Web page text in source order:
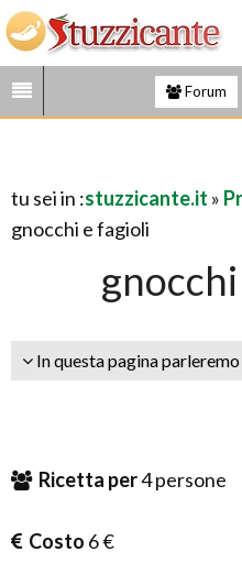
Forum
tu sei in :stuzzicante.it »
gnocchi e fagioli
In questa pagina parleremo
Ricetta per4persone
Costo 6 €